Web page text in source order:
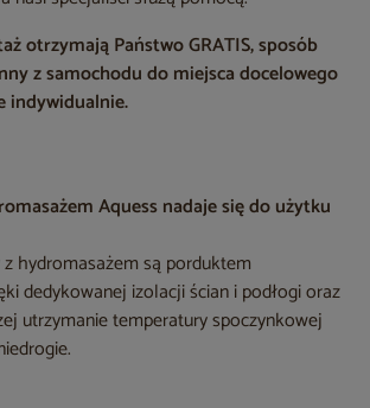
otrzymają Państwo GRATIS, sposób
z samochodu do miejsca docelowego
indywidualnie.
Aquess nadaje się do użytku
hydromasażem są porduktem
dedykowanej izolacji ścian i podłogi oraz
utrzymanie temperatury spoczynkowej